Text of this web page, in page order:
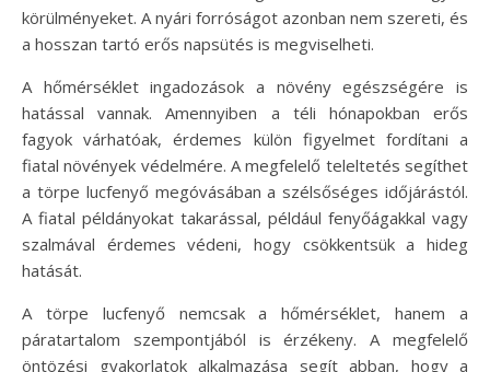
körülményeket. A nyári forróságot azonban nem szereti, és
a hosszan tartó erős napsütés is megviselheti.
A hőmérséklet ingadozások a növény egészségére is
hatással vannak. Amennyiben a téli hónapokban erős
fagyok várhatóak, érdemes külön figyelmet fordítani a
fiatal növények védelmére. A megfelelő teleltetés segíthet
a törpe lucfenyő megóvásában a szélsőséges időjárástól.
A fiatal példányokat takarással, például fenyőágakkal vagy
szalmával érdemes védeni, hogy csökkentsük a hideg
hatását.
A törpe lucfenyő nemcsak a hőmérséklet, hanem a
páratartalom szempontjából is érzékeny. A megfelelő
öntözési gyakorlatok alkalmazása segít abban, hogy a